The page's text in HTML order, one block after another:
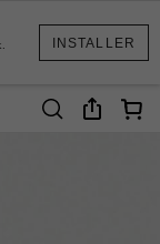
INSTALLER